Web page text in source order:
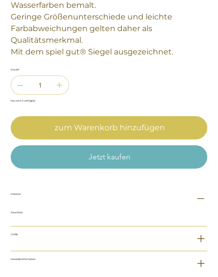
Wasserfarben bemalt.
Geringe Größenunterschiede und leichte
Farbabweichungen gelten daher als
Qualitätsmerkmal.
Mit dem spiel gut® Siegel ausgezeichnet.
Anzahl
Nur noch 2 verfügbar
zum Warenkorb hinzufügen
Jetzt kaufen
Material
Ahornholz
Größe
Herstellerinformation